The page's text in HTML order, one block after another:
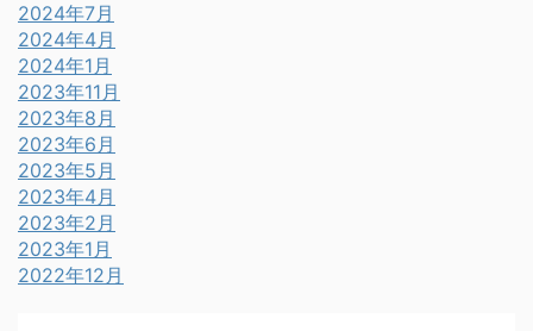
2024年7月
2024年4月
2024年1月
2023年11月
2023年8月
2023年6月
2023年5月
2023年4月
2023年2月
2023年1月
2022年12月